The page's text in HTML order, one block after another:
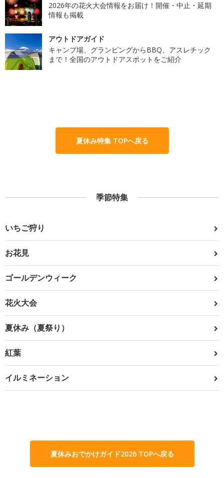
2026年の花火大会情報をお届け！開催・中止・延期
情報も掲載
アウトドアガイド
キャンプ場、グランピングからBBQ、アスレチック
まで！全国のアウトドアスポットをご紹介
夏休み特集 TOPへ戻る
季節特集
いちご狩り
お花見
ゴールデンウィーク
花火大会
夏休み（夏祭り）
紅葉
イルミネーション
夏休みおでかけガイド2026 TOPへ戻る